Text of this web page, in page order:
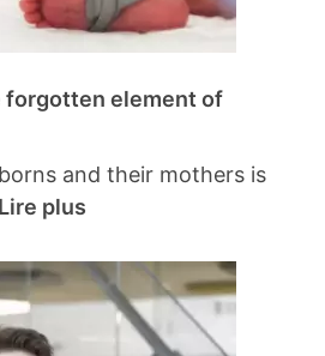
forgotten element of
and their mothers is
Lire plus